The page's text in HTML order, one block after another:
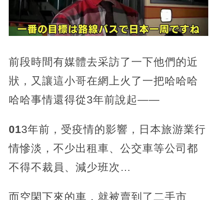
前段時間有媒體去采訪了一下他們的近
狀，又讓這小哥在網上火了一把哈哈哈
哈哈事情還得從3年前說起——
013年前，受疫情的影響，日本旅游業行
情慘淡，不少出租車、公交車等公司都
不得不裁員、減少班次…
而空閑下來的車，就被賣到了二手市